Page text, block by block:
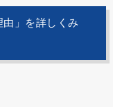
由」を詳しくみ